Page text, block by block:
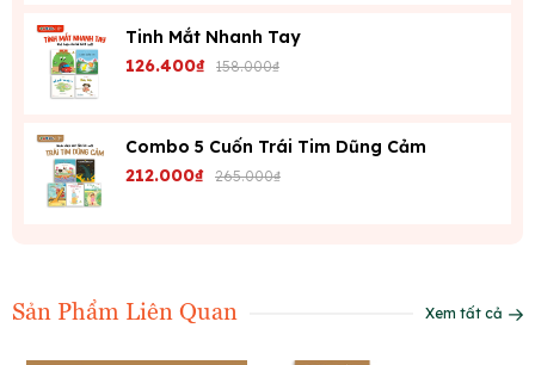
Tinh Mắt Nhanh Tay
126.400₫ 158.000₫
Combo 5 Cuốn Trái Tim Dũng Cảm
212.000₫ 265.000₫
Sản Phẩm Liên Quan Xem tất cả